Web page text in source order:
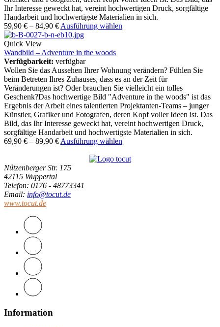
Ihr Interesse geweckt hat, vereint hochwertigen Druck, sorgfältige
Handarbeit und hochwertigste Materialien in sich.
59,90 € – 84,90 € Ausführung wählen
Quick View
Wandbild – Adventure in the woods
Verfügbarkeit: verfügbar
Wollen Sie das Aussehen Ihrer Wohnung verändern? Fühlen Sie
beim Betreten Ihres Zuhauses, dass es an der Zeit für
Veränderungen ist? Oder brauchen Sie vielleicht ein tolles
Geschenk?Das hochwertige Bild "Adventure in the woods" ist das
Ergebnis der Arbeit eines talentierten Projektanten-Teams – junger
Künstler, Grafiker und Fotografen, deren Kopf voller Ideen ist. Das
Bild, das Ihr Interesse geweckt hat, vereint hochwertigen Druck,
sorgfältige Handarbeit und hochwertigste Materialien in sich.
69,90 € – 89,90 € Ausführung wählen
Nützenberger Str. 175
42115 Wuppertal
Telefon: 0176 - 48773341
Email: info@tocut.de
www.tocut.de
Information